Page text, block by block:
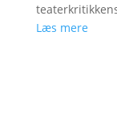
Læs mere